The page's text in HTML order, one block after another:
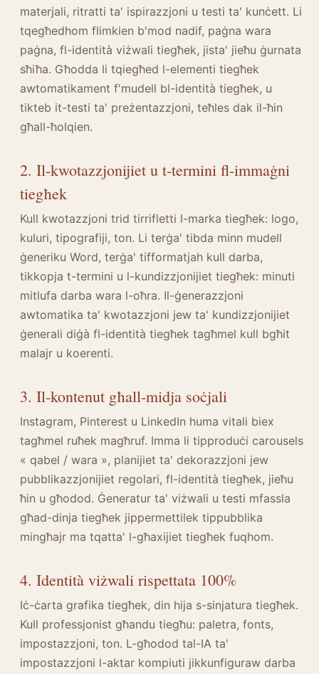
materjali, ritratti ta' ispirazzjoni u testi ta' kunċett. Li
tqegħedhom flimkien b'mod nadif, paġna wara
paġna, fl-identità viżwali tiegħek, jista' jieħu ġurnata
sħiħa. Għodda li tqiegħed l-elementi tiegħek
awtomatikament f'mudell bl-identità tiegħek, u
tikteb it-testi ta' preżentazzjoni, teħles dak il-ħin
għall-ħolqien.
2. Il-kwotazzjonijiet u t-termini fl-immaġni
tiegħek
Kull kwotazzjoni trid tirrifletti l-marka tiegħek: logo,
kuluri, tipografiji, ton. Li terġa' tibda minn mudell
ġeneriku Word, terġa' tifformatjah kull darba,
tikkopja t-termini u l-kundizzjonijiet tiegħek: minuti
mitlufa darba wara l-oħra. Il-ġenerazzjoni
awtomatika ta' kwotazzjoni jew ta' kundizzjonijiet
ġenerali diġà fl-identità tiegħek tagħmel kull bgħit
malajr u koerenti.
3. Il-kontenut għall-midja soċjali
Instagram, Pinterest u LinkedIn huma vitali biex
tagħmel ruħek magħruf. Imma li tipproduċi carousels
« qabel / wara », planijiet ta' dekorazzjoni jew
pubblikazzjonijiet regolari, fl-identità tiegħek, jieħu
ħin u għodod. Ġeneratur ta' viżwali u testi mfassla
għad-dinja tiegħek jippermettilek tippubblika
mingħajr ma tqatta' l-għaxijiet tiegħek fuqhom.
4. Identità viżwali rispettata 100%
Iċ-ċarta grafika tiegħek, din hija s-sinjatura tiegħek.
Kull professjonist għandu tiegħu: paletra, fonts,
impostazzjoni, ton. L-għodod tal-IA ta'
impostazzjoni l-aktar kompiuti jikkunfiguraw darba